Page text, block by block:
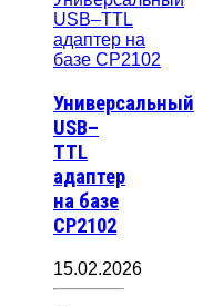
Универсальный
USB–
TTL
адаптер
на базе
CP2102
15.02.2026